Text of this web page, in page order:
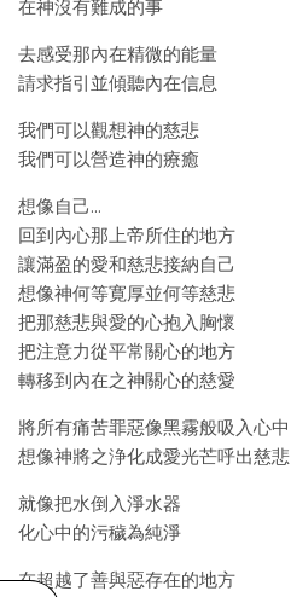
在神沒有難成的事
去感受那內在精微的能量
請求指引並傾聽內在信息
我們可以觀想神的慈悲
我們可以營造神的療癒
想像自己…
回到內心那上帝所住的地方
讓滿盈的愛和慈悲接納自己
想像神何等寛厚並何等慈悲
把那慈悲與愛的心抱入胸懷
把注意力從平常關心的地方
轉移到內在之神關心的慈愛
將所有痛苦罪惡像黑霧般吸入心中
想像神將之浄化成愛光芒呼出慈悲
就像把水倒入淨水器
化心中的污穢為純淨
在超越了善與惡存在的地方